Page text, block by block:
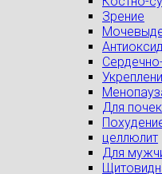
Зрение
Для
целлюлит
Для